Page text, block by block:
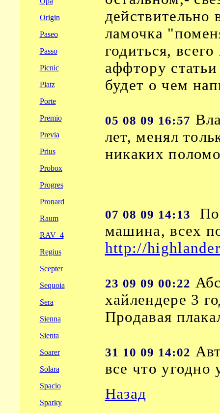
Origin
Paseo
Passo
Picnic
Platz
Porte
Premio
Previa
Prius
Probox
Progres
Pronard
Raum
RAV_4
Regius
Scepter
Sequoia
Sera
Sienna
Sienta
Soarer
Solara
Spacio
Sparky
действительно
ламочка
годиться,
аффтору
будет о чем
05 08 09 16:57
лет, менял
никаких
07 08 09 14:13
машина, всех
http://
23 09 09 00:22
хайлендере 3
Продавая
31 10 09 14:02
все что угодно
Назад